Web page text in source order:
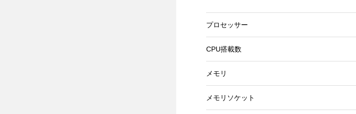
プロセッサー
CPU搭載数
メモリ
メモリソケット